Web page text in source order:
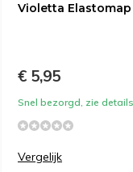
Violetta Elastomap
€ 5,95
Snel bezorgd, zie details
Vergelijk